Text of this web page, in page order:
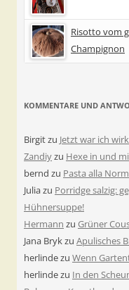
Risotto vom
Champignon
KOMMENTARE UND
Birgitzu Jetzt war ich
Zandiyzu Hexe in und
bernd zu Pasta alla
Juliazu Porridge salzig:
Hühnersuppe!
Hermann zu Grüner
Jana Brykzu Apulisches
herlindezu Wenn
herlindezu In den